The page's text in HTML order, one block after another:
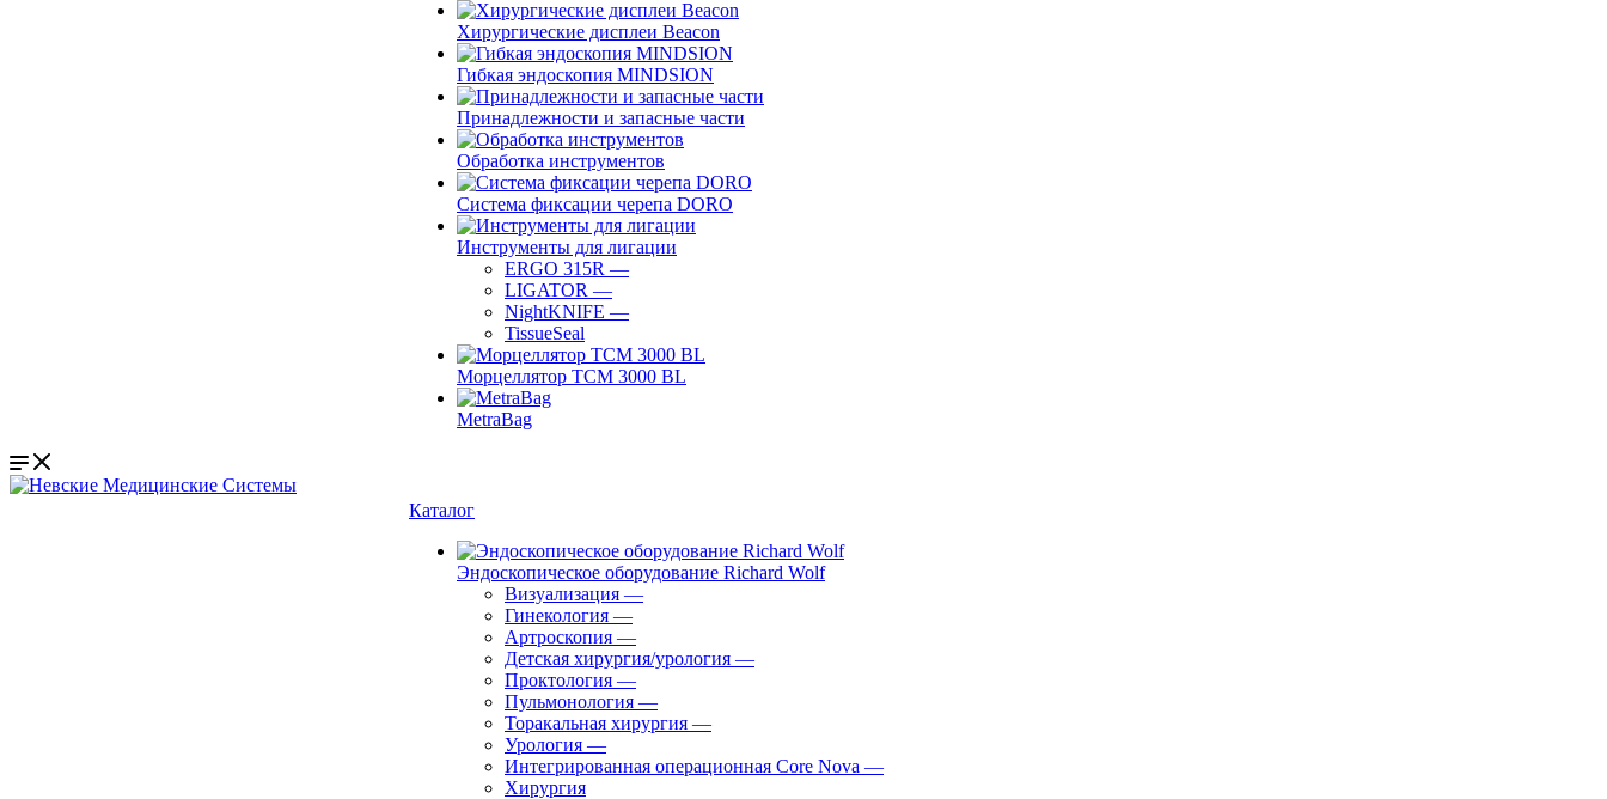
Хирургические дисплеи Beacon
Гибкая эндоскопия MINDSION
Принадлежности и запасные части
Обработка инструментов
Система фиксации черепа DORO
Инструменты для лигации
ERGO 315R —
LIGATOR —
NightKNIFE —
TissueSeal
Морцеллятор ТСМ 3000 BL
MetraBag
Каталог
Эндоскопическое оборудование Richard Wolf
Визуализация —
Гинекология —
Артроскопия —
Детская хирургия/урология —
Проктология —
Пульмонология —
Торакальная хирургия —
Урология —
Интегрированная операционная Core Nova —
Хирургия